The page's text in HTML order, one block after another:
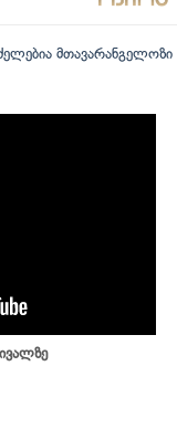
მთავარანგელოზი